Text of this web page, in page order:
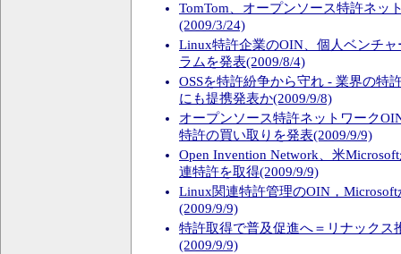
TomTom、オープンソース特許ネッ
(2009/3/24)
Linux特許企業のOIN、個人ベンチ
ラムを発表(2009/8/4)
OSSを特許紛争から守れ - 業界の特
にも提携発表か(2009/9/8)
オープンソース特許ネットワーク
特許の買い取りを発表(2009/9/9)
Open Invention Network、米
連特許を取得(2009/9/9)
Linux関連特許管理のOIN，
(2009/9/9)
特許取得で普及促進へ＝リナック
(2009/9/9)